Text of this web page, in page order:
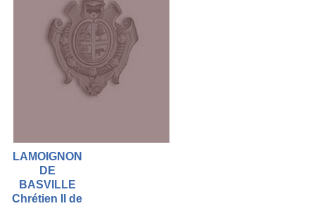
LAMOIGNON
DE
BASVILLE
Chrétien II de